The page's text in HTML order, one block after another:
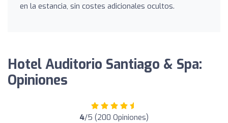
en la estancia, sin costes adicionales ocultos.
Hotel Auditorio Santiago & Spa:
Opiniones
4/5 (200 Opiniones)